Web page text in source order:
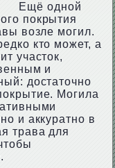
Ещё одной
покрытия
возле могил.
кто может, а
участок,
и
достаточно
Могила
и аккуратно в
трава для